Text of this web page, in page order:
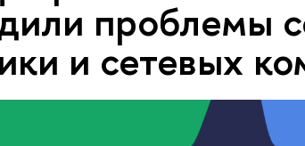
проблемы
и сетевых